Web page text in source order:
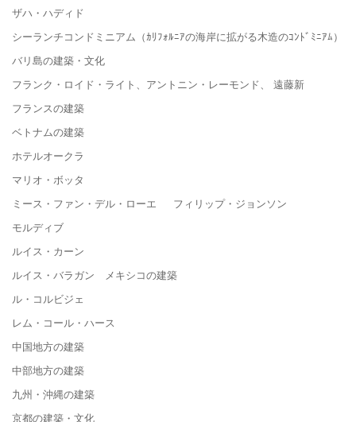
ザハ・ハディド
シーランチコンドミニアム（ｶﾘﾌｫﾙﾆｱの海岸に拡がる木造のｺﾝﾄﾞﾐﾆｱﾑ）
バリ島の建築・文化
フランク・ロイド・ライト、アントニン・レーモンド、 遠藤新
フランスの建築
ベトナムの建築
ホテルオークラ
マリオ・ボッタ
ミース・ファン・デル・ローエ フィリップ・ジョンソン
モルディブ
ルイス・カーン
ルイス・バラガン メキシコの建築
ル・コルビジェ
レム・コール・ハース
中国地方の建築
中部地方の建築
九州・沖縄の建築
京都の建築・文化